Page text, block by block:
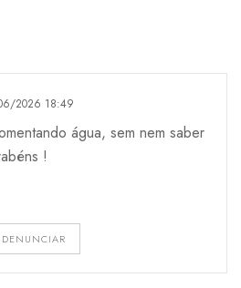
2026 18:49
água, sem nem saber
!
DENUNCIAR